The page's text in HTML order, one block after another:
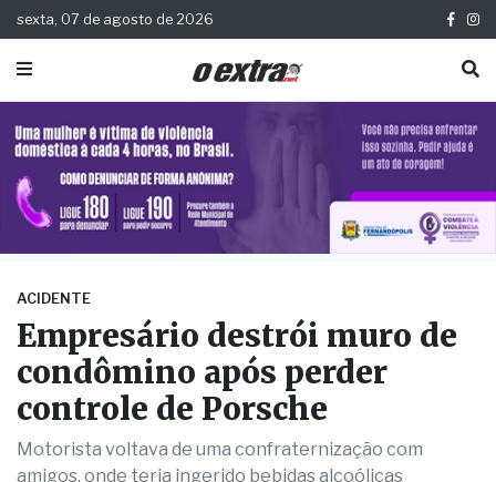
sexta, 07 de agosto de 2026
ACIDENTE
Empresário destrói muro de
condômino após perder
controle de Porsche
Motorista voltava de uma confraternização com
amigos, onde teria ingerido bebidas alcoólicas